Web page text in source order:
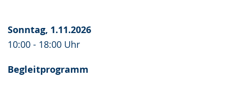
Sonntag, 1.11.2026
10:00 - 18:00 Uhr
Begleitprogramm